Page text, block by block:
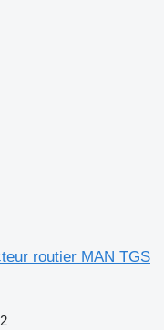
routier MAN TGS